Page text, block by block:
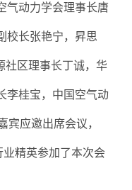
气动力学会理事长唐
校长张艳宁，昇思
社区理事长丁诚，华
李桂宝，中国空气动
应邀出席会议，
精英参加了本次会